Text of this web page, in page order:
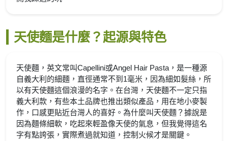
天使麵是什麼？起源與特色
天使麵，英文常叫Capellini或Angel Hair Pasta，是一種源
自義大利的細麵，直徑通常不到1毫米，因為細如髮絲，所
以有天使麵這個浪漫的名字。在台灣，天使麵不一定只指
義大利款，有些本土品牌也推出類似產品，用在地小麥製
作，口感更貼近台灣人的喜好。為什麼叫天使麵？據說是
因為麵條細軟，吃起來輕盈像天使的氣息，但我覺得這名
字有點誇張，實際煮過就知道，控制火候才是關鍵。